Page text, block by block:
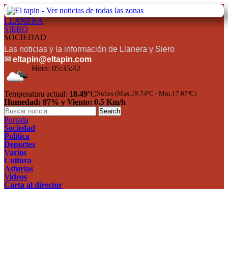
LLANERA
SIERO
SOCIEDAD
Las noticias y la información de Llanera y Siero
✉ eltapin@eltapin.com
Hora: 05:35:42
Temperatura actual: 18.49°CNubes (Max.19.74ºC - Min.17.67ºC)
Humedad: 87% y Viento: 0.5 Km/h
Portada
Sociedad
Política
Deportes
Varios
Cultura
Asturias
Videos
Carta al director